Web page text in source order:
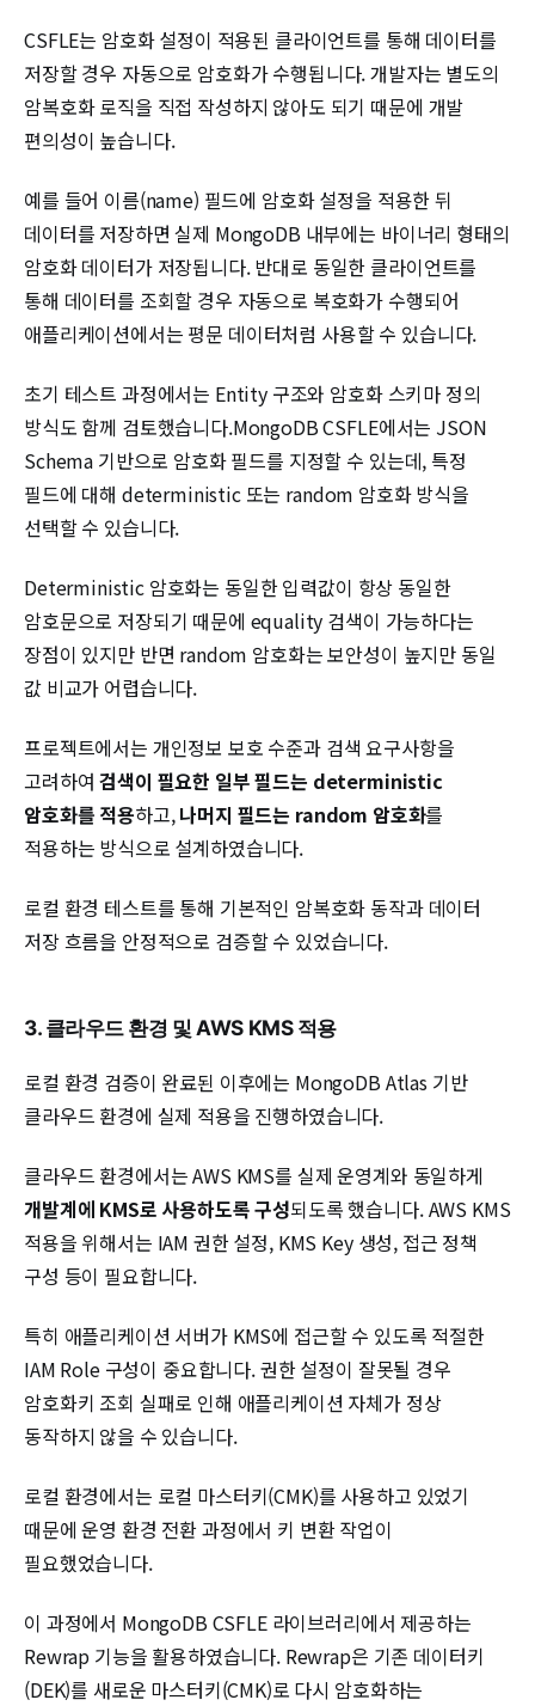
CSFLE는 암호화 설정이 적용된 클라이언트를 통해 데이터를
저장할 경우 자동으로 암호화가 수행됩니다. 개발자는 별도의
암복호화 로직을 직접 작성하지 않아도 되기 때문에 개발
편의성이 높습니다.
예를 들어 이름(name) 필드에 암호화 설정을 적용한 뒤
데이터를 저장하면 실제 MongoDB 내부에는 바이너리 형태의
암호화 데이터가 저장됩니다. 반대로 동일한 클라이언트를
통해 데이터를 조회할 경우 자동으로 복호화가 수행되어
애플리케이션에서는 평문 데이터처럼 사용할 수 있습니다.
초기 테스트 과정에서는 Entity 구조와 암호화 스키마 정의
방식도 함께 검토했습니다.MongoDB CSFLE에서는 JSON
Schema 기반으로 암호화 필드를 지정할 수 있는데, 특정
필드에 대해 deterministic 또는 random 암호화 방식을
선택할 수 있습니다.
Deterministic 암호화는 동일한 입력값이 항상 동일한
암호문으로 저장되기 때문에 equality 검색이 가능하다는
장점이 있지만 반면 random 암호화는 보안성이 높지만 동일
값 비교가 어렵습니다.
프로젝트에서는 개인정보 보호 수준과 검색 요구사항을
고려하여검색이 필요한 일부 필드는 deterministic
암호화를 적용하고,나머지 필드는 random 암호화를
적용하는 방식으로 설계하였습니다.
로컬 환경 테스트를 통해 기본적인 암복호화 동작과 데이터
저장 흐름을 안정적으로 검증할 수 있었습니다.
3. 클라우드 환경 및 AWS KMS 적용
로컬 환경 검증이 완료된 이후에는 MongoDB Atlas 기반
클라우드 환경에 실제 적용을 진행하였습니다.
클라우드 환경에서는 AWS KMS를 실제 운영계와 동일하게
개발계에 KMS로 사용하도록 구성되도록 했습니다. AWS KMS
적용을 위해서는 IAM 권한 설정, KMS Key 생성, 접근 정책
구성 등이 필요합니다.
특히 애플리케이션 서버가 KMS에 접근할 수 있도록 적절한
IAM Role 구성이 중요합니다. 권한 설정이 잘못될 경우
암호화키 조회 실패로 인해 애플리케이션 자체가 정상
동작하지 않을 수 있습니다.
로컬 환경에서는 로컬 마스터키(CMK)를 사용하고 있었기
때문에 운영 환경 전환 과정에서 키 변환 작업이
필요했었습니다.
이 과정에서 MongoDB CSFLE 라이브러리에서 제공하는
Rewrap 기능을 활용하였습니다. Rewrap은 기존 데이터키
(DEK)를 새로운 마스터키(CMK)로 다시 암호화하는